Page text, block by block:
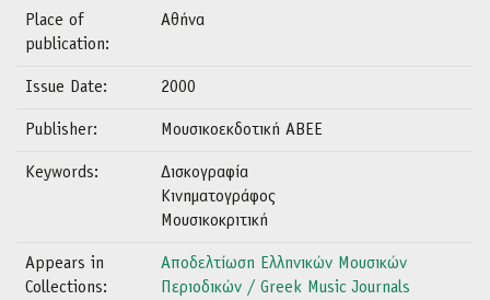
Place of
publication:
Αθήνα
Issue Date: 2000
Publisher: Μουσικοεκδοτική ΑΒΕΕ
Keywords:
Δισκογραφία
Κινηματογράφος
Μουσικοκριτική
Appears in
Collections:
Αποδελτίωση Ελληνικών Μουσικών
Περιοδικών / Greek Music Journals